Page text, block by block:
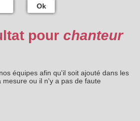
Ok
pour chanteur
équipes afin qu'il soit ajouté dans les
mesure ou il n'y a pas de faute